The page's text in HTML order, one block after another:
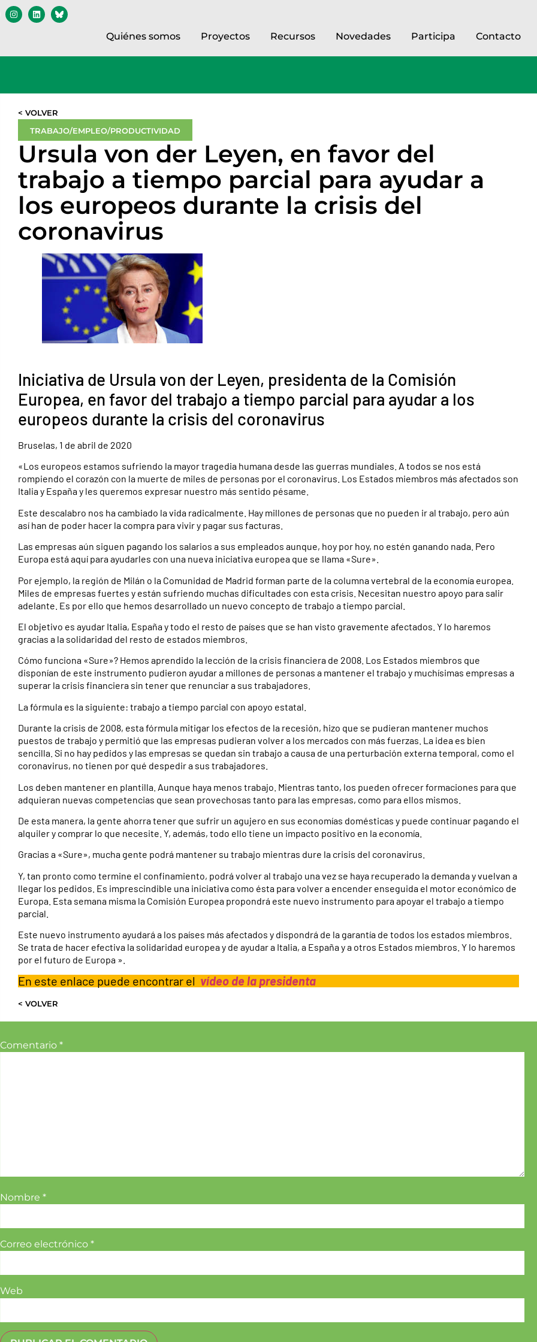
Quiénes somos Proyectos Recursos Novedades Participa Contacto
< VOLVER
TRABAJO/EMPLEO/PRODUCTIVIDAD
Ursula von der Leyen, en favor del
trabajo a tiempo parcial para ayudar a
los europeos durante la crisis del
coronavirus
Iniciativa de Ursula von der Leyen, presidenta de la Comisión
Europea, en favor del trabajo a tiempo parcial para ayudar a los
europeos durante la crisis del coronavirus
Bruselas, 1 de abril de 2020
«Los europeos estamos sufriendo la mayor tragedia humana desde las guerras mundiales. A todos se nos está
rompiendo el corazón con la muerte de miles de personas por el coronavirus. Los Estados miembros más afectados son
Italia y España y les queremos expresar nuestro más sentido pésame.
Este descalabro nos ha cambiado la vida radicalmente. Hay millones de personas que no pueden ir al trabajo, pero aún
así han de poder hacer la compra para vivir y pagar sus facturas.
Las empresas aún siguen pagando los salarios a sus empleados aunque, hoy por hoy, no estén ganando nada. Pero
Europa está aquí para ayudarles con una nueva iniciativa europea que se llama «Sure».
Por ejemplo, la región de Milán o la Comunidad de Madrid forman parte de la columna vertebral de la economía europea.
Miles de empresas fuertes y están sufriendo muchas dificultades con esta crisis. Necesitan nuestro apoyo para salir
adelante. Es por ello que hemos desarrollado un nuevo concepto de trabajo a tiempo parcial.
El objetivo es ayudar Italia, España y todo el resto de países que se han visto gravemente afectados. Y lo haremos
gracias a la solidaridad del resto de estados miembros.
Cómo funciona «Sure»? Hemos aprendido la lección de la crisis financiera de 2008. Los Estados miembros que
disponían de este instrumento pudieron ayudar a millones de personas a mantener el trabajo y muchísimas empresas a
superar la crisis financiera sin tener que renunciar a sus trabajadores.
La fórmula es la siguiente: trabajo a tiempo parcial con apoyo estatal.
Durante la crisis de 2008, esta fórmula mitigar los efectos de la recesión, hizo que se pudieran mantener muchos
puestos de trabajo y permitió que las empresas pudieran volver a los mercados con más fuerzas. La idea es bien
sencilla. Si no hay pedidos y las empresas se quedan sin trabajo a causa de una perturbación externa temporal, como el
coronavirus, no tienen por qué despedir a sus trabajadores.
Los deben mantener en plantilla. Aunque haya menos trabajo. Mientras tanto, los pueden ofrecer formaciones para que
adquieran nuevas competencias que sean provechosas tanto para las empresas, como para ellos mismos.
De esta manera, la gente ahorra tener que sufrir un agujero en sus economías domésticas y puede continuar pagando el
alquiler y comprar lo que necesite. Y, además, todo ello tiene un impacto positivo en la economía.
Gracias a «Sure», mucha gente podrá mantener su trabajo mientras dure la crisis del coronavirus.
Y, tan pronto como termine el confinamiento, podrá volver al trabajo una vez se haya recuperado la demanda y vuelvan a
llegar los pedidos. Es imprescindible una iniciativa como ésta para volver a encender enseguida el motor económico de
Europa. Esta semana misma la Comisión Europea propondrá este nuevo instrumento para apoyar el trabajo a tiempo
parcial.
Este nuevo instrumento ayudará a los países más afectados y dispondrá de la garantía de todos los estados miembros.
Se trata de hacer efectiva la solidaridad europea y de ayudar a Italia, a España y a otros Estados miembros. Y lo haremos
por el futuro de Europa ».
En este enlace puede encontrar el vídeo de la presidenta
< VOLVER
Comentario *
Nombre *
Correo electrónico *
Web